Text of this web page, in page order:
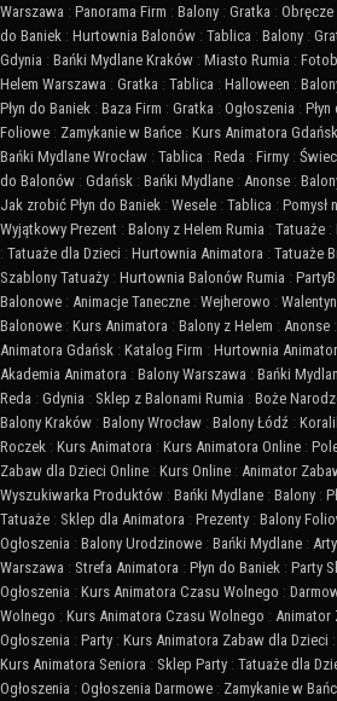
Warszawa : Panorama Firm : Balony : Gratka :
do Baniek : Hurtownia Balonów : Tablica : Balony :
Gdynia : Bańki Mydlane Kraków : Miasto Rumia :
Helem Warszawa : Gratka : Tablica : Halloween :
Płyn do Baniek : Baza Firm : Gratka : Ogłoszenia :
Foliowe : Zamykanie w Bańce : Kurs Animatora Gdańsk
Bańki Mydlane Wrocław : Tablica : Reda : Firmy :
do Balonów : Gdańsk : Bańki Mydlane : Anonse :
Jak zrobić Płyn do Baniek : Wesele : Tablica : Pomysł
Wyjątkowy Prezent : Balony z Helem Rumia : Tatuaże :
: Tatuaże dla Dzieci : Hurtownia Animatora : Tatuaże
Szablony Tatuaży : Hurtownia Balonów Rumia :
Balonowe : Animacje Taneczne : Wejherowo :
Balonowe : Kurs Animatora : Balony z Helem : Anonse :
Animatora Gdańsk : Katalog Firm : Hurtownia
Akademia Animatora : Balony Warszawa : Bańki
Reda : Gdynia : Sklep z Balonami Rumia : Boże
Balony Kraków : Balony Wrocław : Balony Łódź :
Roczek : Kurs Animatora : Kurs Animatora Online :
Zabaw dla Dzieci Online : Kurs Online : Animator
Wyszukiwarka Produktów : Bańki Mydlane : Balony :
Tatuaże : Sklep dla Animatora : Prezenty : Balony
Ogłoszenia : Balony Urodzinowe : Bańki Mydlane :
Warszawa : Strefa Animatora : Płyn do Baniek : Party
Ogłoszenia : Kurs Animatora Czasu Wolnego :
Wolnego : Kurs Animatora Czasu Wolnego : Animator
Ogłoszenia : Party : Kurs Animatora Zabaw dla Dzieci :
Kurs Animatora Seniora : Sklep Party : Tatuaże dla
Ogłoszenia : Ogłoszenia Darmowe : Zamykanie w